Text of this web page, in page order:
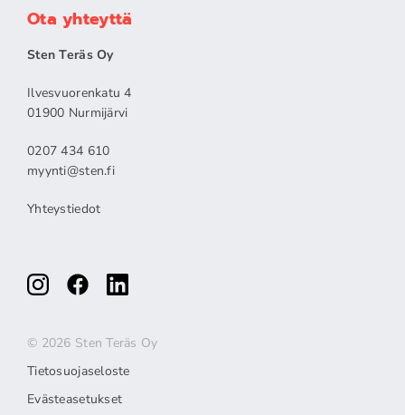
Ota yhteyttä
Sten Teräs Oy
Ilvesvuorenkatu 4
01900 Nurmijärvi
0207 434 610
myynti@sten.fi
Yhteystiedot
© 2026 Sten Teräs Oy
Tietosuojaseloste
Evästeasetukset